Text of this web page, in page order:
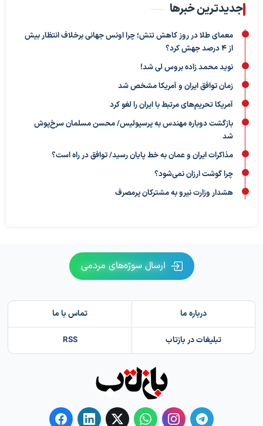
جدیدترین خبرها
معمای طلا در روز کاهش تنش؛ چرا اونس جهانی برخلاف انتظار بیش
از ۴ درصد جهش کرد؟
نوید محمد زاده بروس لی شد!
زمان توافق ایران و آمریکا مشخص شد
آمریکا تحریم‌های مرتبط با ایران را لغو کرد
بازگشت دوباره مهندس به پرسپولیس/ محسن مسلمان سرخ‌پوش
شد
مذاکرات ایران و عمان به خط پایان رسید/ توافق در راه است؟
چرا گوشت ارزان نمی‌شود؟
هشدار وزارت نیرو به مشترکان پرمصرف
ارسال سوژه‌های مردمی
درباره ما تماس با ما
تبلیغات در بازتاب RSS